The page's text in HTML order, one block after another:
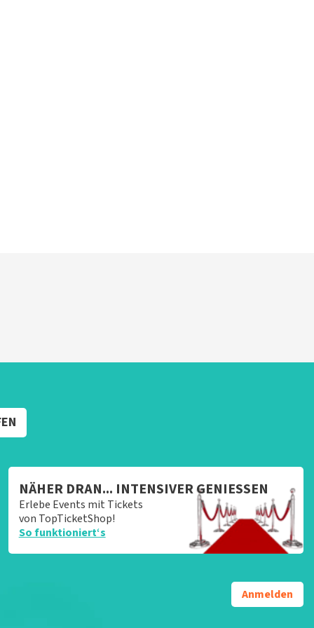
NÄHER DRAN... INTENSIVER GENIESSEN
Erlebe Events mit Tickets
von TopTicketShop!
So funktioniert‘s
Anmelden